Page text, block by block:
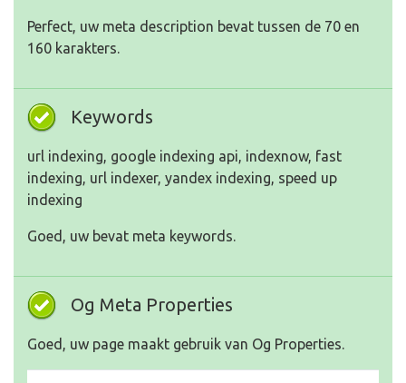
Perfect, uw meta description bevat tussen de 70 en
160 karakters.
Keywords
url indexing, google indexing api, indexnow, fast
indexing, url indexer, yandex indexing, speed up
indexing
Goed, uw bevat meta keywords.
Og Meta Properties
Goed, uw page maakt gebruik van Og Properties.